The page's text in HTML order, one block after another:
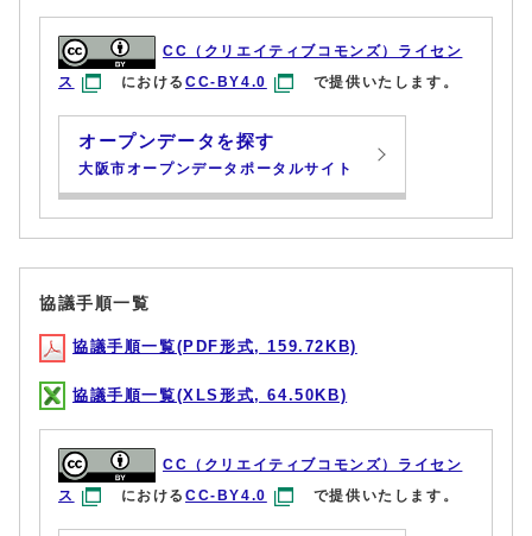
CC（クリエイティブコモンズ）ライセン
ス
におけるCC-BY4.0 で提供いたします。
オープンデータを探す
大阪市オープンデータポータルサイト
協議手順一覧
協議手順一覧(PDF形式, 159.72KB)
協議手順一覧(XLS形式, 64.50KB)
CC（クリエイティブコモンズ）ライセン
ス
におけるCC-BY4.0 で提供いたします。